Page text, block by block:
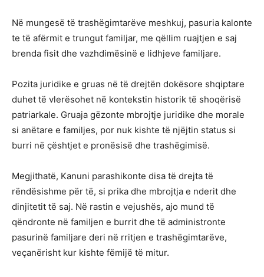
Në mungesë të trashëgimtarëve meshkuj, pasuria kalonte
te të afërmit e trungut familjar, me qëllim ruajtjen e saj
brenda fisit dhe vazhdimësinë e lidhjeve familjare.
Pozita juridike e gruas në të drejtën dokësore shqiptare
duhet të vlerësohet në kontekstin historik të shoqërisë
patriarkale. Gruaja gëzonte mbrojtje juridike dhe morale
si anëtare e familjes, por nuk kishte të njëjtin status si
burri në çështjet e pronësisë dhe trashëgimisë.
Megjithatë, Kanuni parashikonte disa të drejta të
rëndësishme për të, si prika dhe mbrojtja e nderit dhe
dinjitetit të saj. Në rastin e vejushës, ajo mund të
qëndronte në familjen e burrit dhe të administronte
pasurinë familjare deri në rritjen e trashëgimtarëve,
veçanërisht kur kishte fëmijë të mitur.